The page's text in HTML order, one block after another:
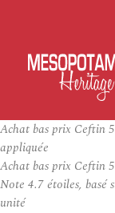
Achat bas prix Ceftin
appliquée
Achat bas prix Ceftin
Note 4.7étoiles, basé
unité